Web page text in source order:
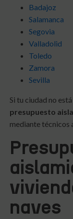
Badajoz
Salamanca
Segovia
Valladolid
Toledo
Zamora
Sevilla
Si tu ciudad no
presupuesto
mediante técnicos
naves